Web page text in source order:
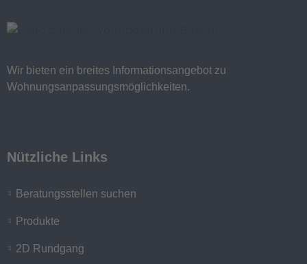
Wir bieten ein breites Informationsangebot zu
Wohnungsanpassungsmöglichkeiten.
Nützliche Links
Beratungsstellen suchen
Produkte
2D Rundgang